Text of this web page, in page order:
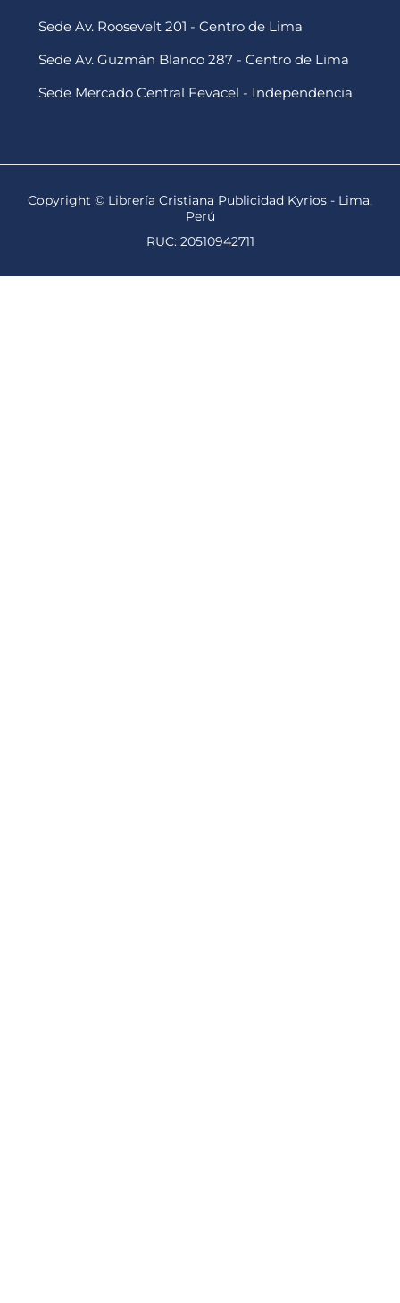
Sede Av. Roosevelt 201 - Centro de Lima
Sede Av. Guzmán Blanco 287 - Centro de Lima
Sede Mercado Central Fevacel - Independencia
Copyright © Librería Cristiana Publicidad Kyrios - Lima,
Perú
RUC: 20510942711